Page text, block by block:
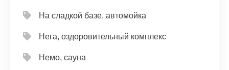
На сладкой базе, автомойка
Нега, оздоровительный комплекс
Немо, сауна